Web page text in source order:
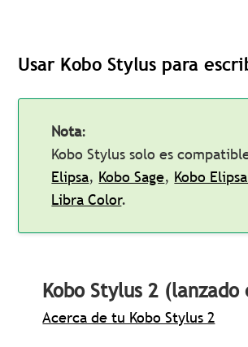
Usar Kobo Stylus para
Nota:
Kobo Stylus solo es
Elipsa, Kobo Sage, Kobo
Libra Color.
Kobo Stylus 2 (lanzado
Acerca de tu Kobo Stylus 2